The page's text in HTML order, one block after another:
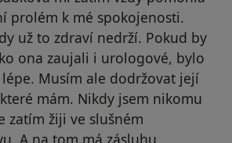
prolém k mé spokojenosti.
už to zdraví nedrží. Pokud by
ona zaujali i urologové, bylo
Musím ale dodržovat její
mám. Nikdy jsem nikomu
zatím žiji ve slušném